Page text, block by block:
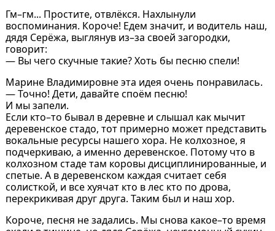
Гм–гм... Простите, отвлёкся. Нахлынули
воспоминания. Короче! Едем значит, и водитель наш,
дядя Серёжа, выглянув из–за своей загородки,
говорит:
— Вы чего скучные такие? Хоть бы песню спели!
Марине Владимировне эта идея очень понравилась.
— Точно! Дети, давайте споём песню!
И мы запели.
Если кто–то бывал в деревне и слышал как мычит
деревенское стадо, тот примерно может представить
вокальные ресурсы нашего хора. Не колхозное, я
подчеркиваю, а именно деревенское. Потому что в
колхозном стаде там коровы дисциплинированные, и
спетые. А в деревенском каждая считает себя
солисткой, и все хуячат кто в лес кто по дрова,
перекрикивая друг друга. Таким был и наш хор.
Короче, песня не задались. Мы снова какое–то время